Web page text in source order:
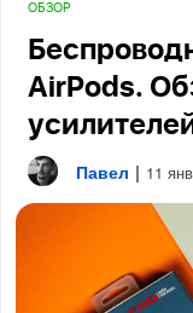
ОБЗОР
AirPods.
Павел | 11